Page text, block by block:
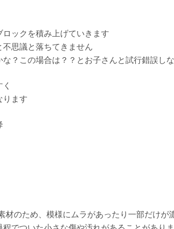
ックを積み上げていきます
思議と落ちてきません
な？この場合は？？とお子さんと試行錯誤し
ります
のため、模様にムラがあったり一部だけが